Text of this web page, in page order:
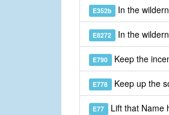
E352b In the
E8272 In the
E790 Keep the
E778 Keep up the
E77 Lift that Name